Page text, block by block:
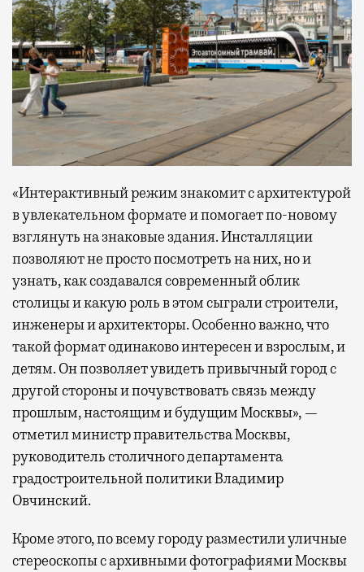
«Интерактивный режим знакомит с архитектурой
в увлекательном формате и помогает по-новому
взглянуть на знаковые здания. Инсталляции
позволяют не просто посмотреть на них, но и
узнать, как создавался современный облик
столицы и какую роль в этом сыграли строители,
инженеры и архитекторы. Особенно важно, что
такой формат одинаково интересен и взрослым, и
детям. Он позволяет увидеть привычный город с
другой стороны и почувствовать связь между
прошлым, настоящим и будущим Москвы», —
отметил министр правительства Москвы,
руководитель столичного департамента
градостроительной политики Владимир
Овчинский.
Кроме этого, по всему городу разместили уличные
стереоскопы с архивными фотографиями Москвы